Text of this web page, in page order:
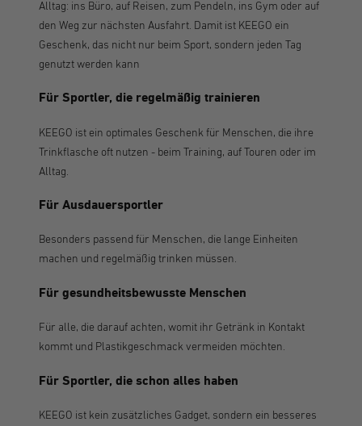
Alltag: ins Büro, auf Reisen, zum Pendeln, ins Gym oder auf
den Weg zur nächsten Ausfahrt. Damit ist KEEGO ein
Geschenk, das nicht nur beim Sport, sondern jeden Tag
genutzt werden kann
Für Sportler, die regelmäßig trainieren
KEEGO ist ein optimales Geschenk für Menschen, die ihre
Trinkflasche oft nutzen - beim Training, auf Touren oder im
Alltag.
Für Ausdauersportler
Besonders passend für Menschen, die lange Einheiten
machen und regelmäßig trinken müssen.
Für gesundheitsbewusste Menschen
Für alle, die darauf achten, womit ihr Getränk in Kontakt
kommt und Plastikgeschmack vermeiden möchten.
Für Sportler, die schon alles haben
KEEGO ist kein zusätzliches Gadget, sondern ein besseres